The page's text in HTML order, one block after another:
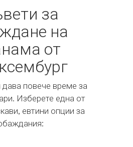
за
на
от
повече време за
Изберете една от
евтини опции за